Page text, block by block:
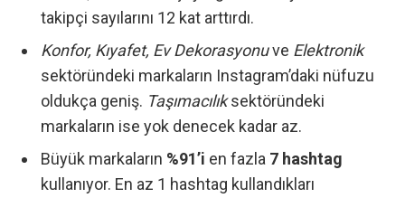
takipçi sayılarını 12 kat arttırdı.
Konfor, Kıyafet, Ev Dekorasyonuve Elektronik
sektöründeki markaların Instagram’daki nüfuzu
oldukça geniş. Taşımacılıksektöründeki
markaların ise yok denecek kadar az.
Büyük markaların %91’i en fazla 7 hashtag
kullanıyor. En az 1 hashtag kullandıkları